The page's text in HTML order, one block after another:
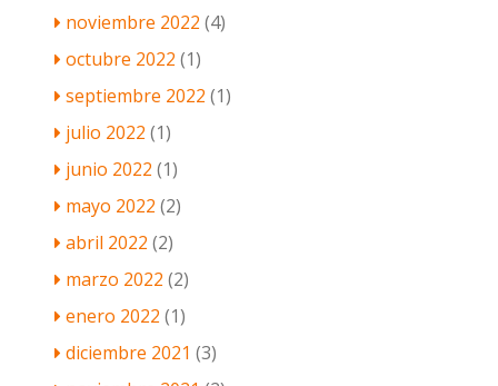
noviembre 2022 (4)
octubre 2022 (1)
septiembre 2022 (1)
julio 2022 (1)
junio 2022 (1)
mayo 2022 (2)
abril 2022 (2)
marzo 2022 (2)
enero 2022 (1)
diciembre 2021 (3)